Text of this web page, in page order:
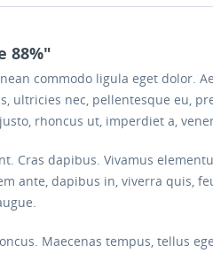
88%"
commodo ligula eget dolor.
nec, pellentesque eu,
rhoncus ut, imperdiet a,
dapibus. Vivamus
ante, dapibus in, viverra quis,
Maecenas tempus, tellus